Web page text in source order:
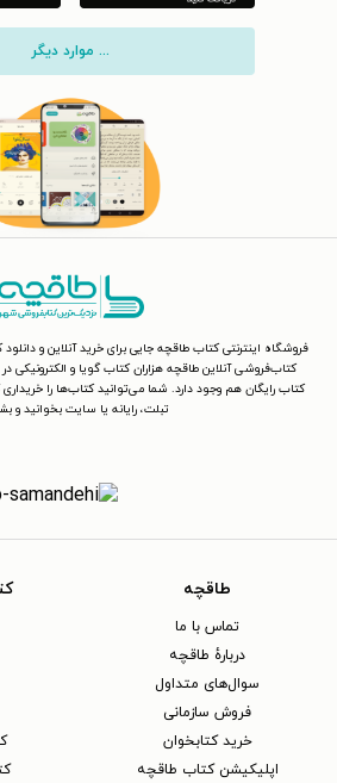
... موارد دیگر
فروشگاه اینترنتی کتاب طاقچه جایی برای خرید آنلاین و
کتاب‌فروشی آنلاین طاقچه هزاران کتاب گویا و
کتاب رایگان هم وجود دارد. شما می‌توانید کتاب‌ها را خریداری
تبلت، رایانه یا سایت بخوانید و
طاقچه
تماس با ما
دربارهٔ طاقچه
سوال‌های متداول
فروش سازمانی
خرید کتابخوان
اپلیکیشن کتاب طاقچه